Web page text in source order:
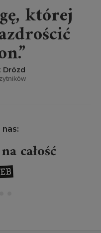
której
Drózd
nas:
całość